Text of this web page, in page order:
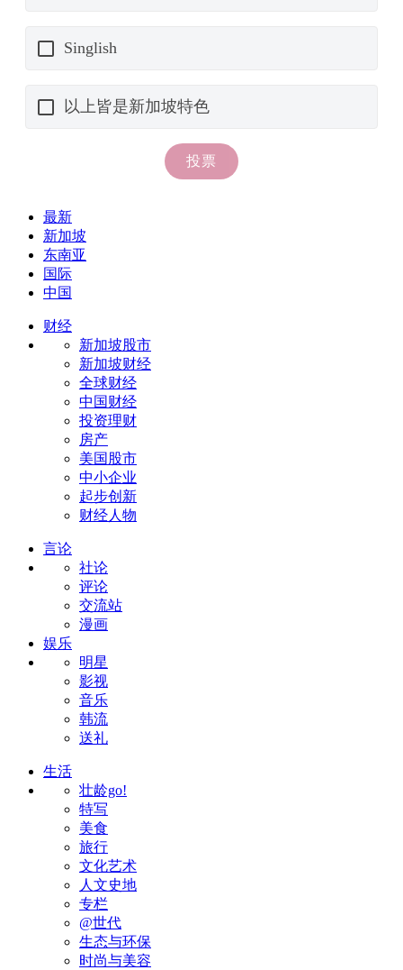
最新
新加坡
东南亚
国际
中国
财经
新加坡股市
新加坡财经
全球财经
中国财经
投资理财
房产
美国股市
中小企业
起步创新
财经人物
言论
社论
评论
交流站
漫画
娱乐
明星
影视
音乐
韩流
送礼
生活
壮龄go!
特写
美食
旅行
文化艺术
人文史地
专栏
@世代
生态与环保
时尚与美容